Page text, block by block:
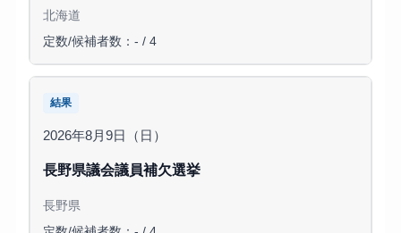
北海道
定数/候補者数：- / 4
結果
2026年8月9日（日）
長野県議会議員補欠選挙
長野県